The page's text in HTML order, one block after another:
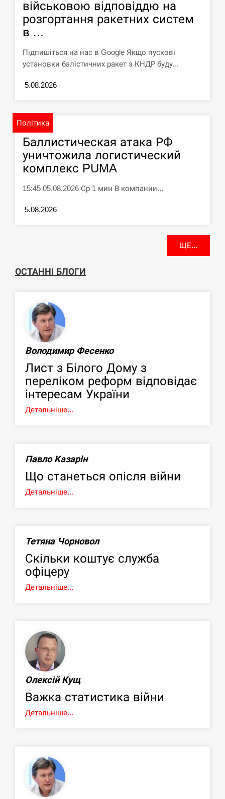
військовою відповіддю на
розгортання ракетних систем
в ...
Підпишіться на нас в Google Якщо пускові
установки балістичних ракет з КНДР буду...
5.08.2026
Політика
Баллистическая атака РФ
уничтожила логистический
комплекс PUMA
15:45 05.08.2026 Ср 1 мин В компании...
5.08.2026
ЩЕ...
ОСТАННІ БЛОГИ
Володимир Фесенко
Лист з Білого Дому з
переліком реформ відповідає
інтересам України
Детальніше...
Павло Казарін
Що станеться опісля війни
Детальніше...
Тетяна Чорновол
Скільки коштує служба
офіцеру
Детальніше...
Олексій Кущ
Важка статистика війни
Детальніше...